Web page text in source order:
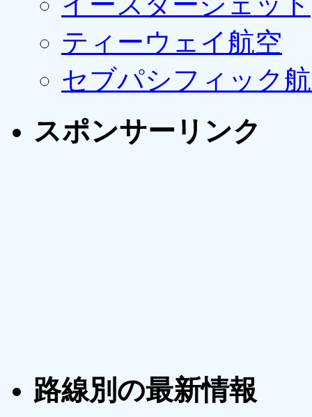
ティーウェイ航空
セブパシフィック
スポンサーリンク
路線別の最新情報